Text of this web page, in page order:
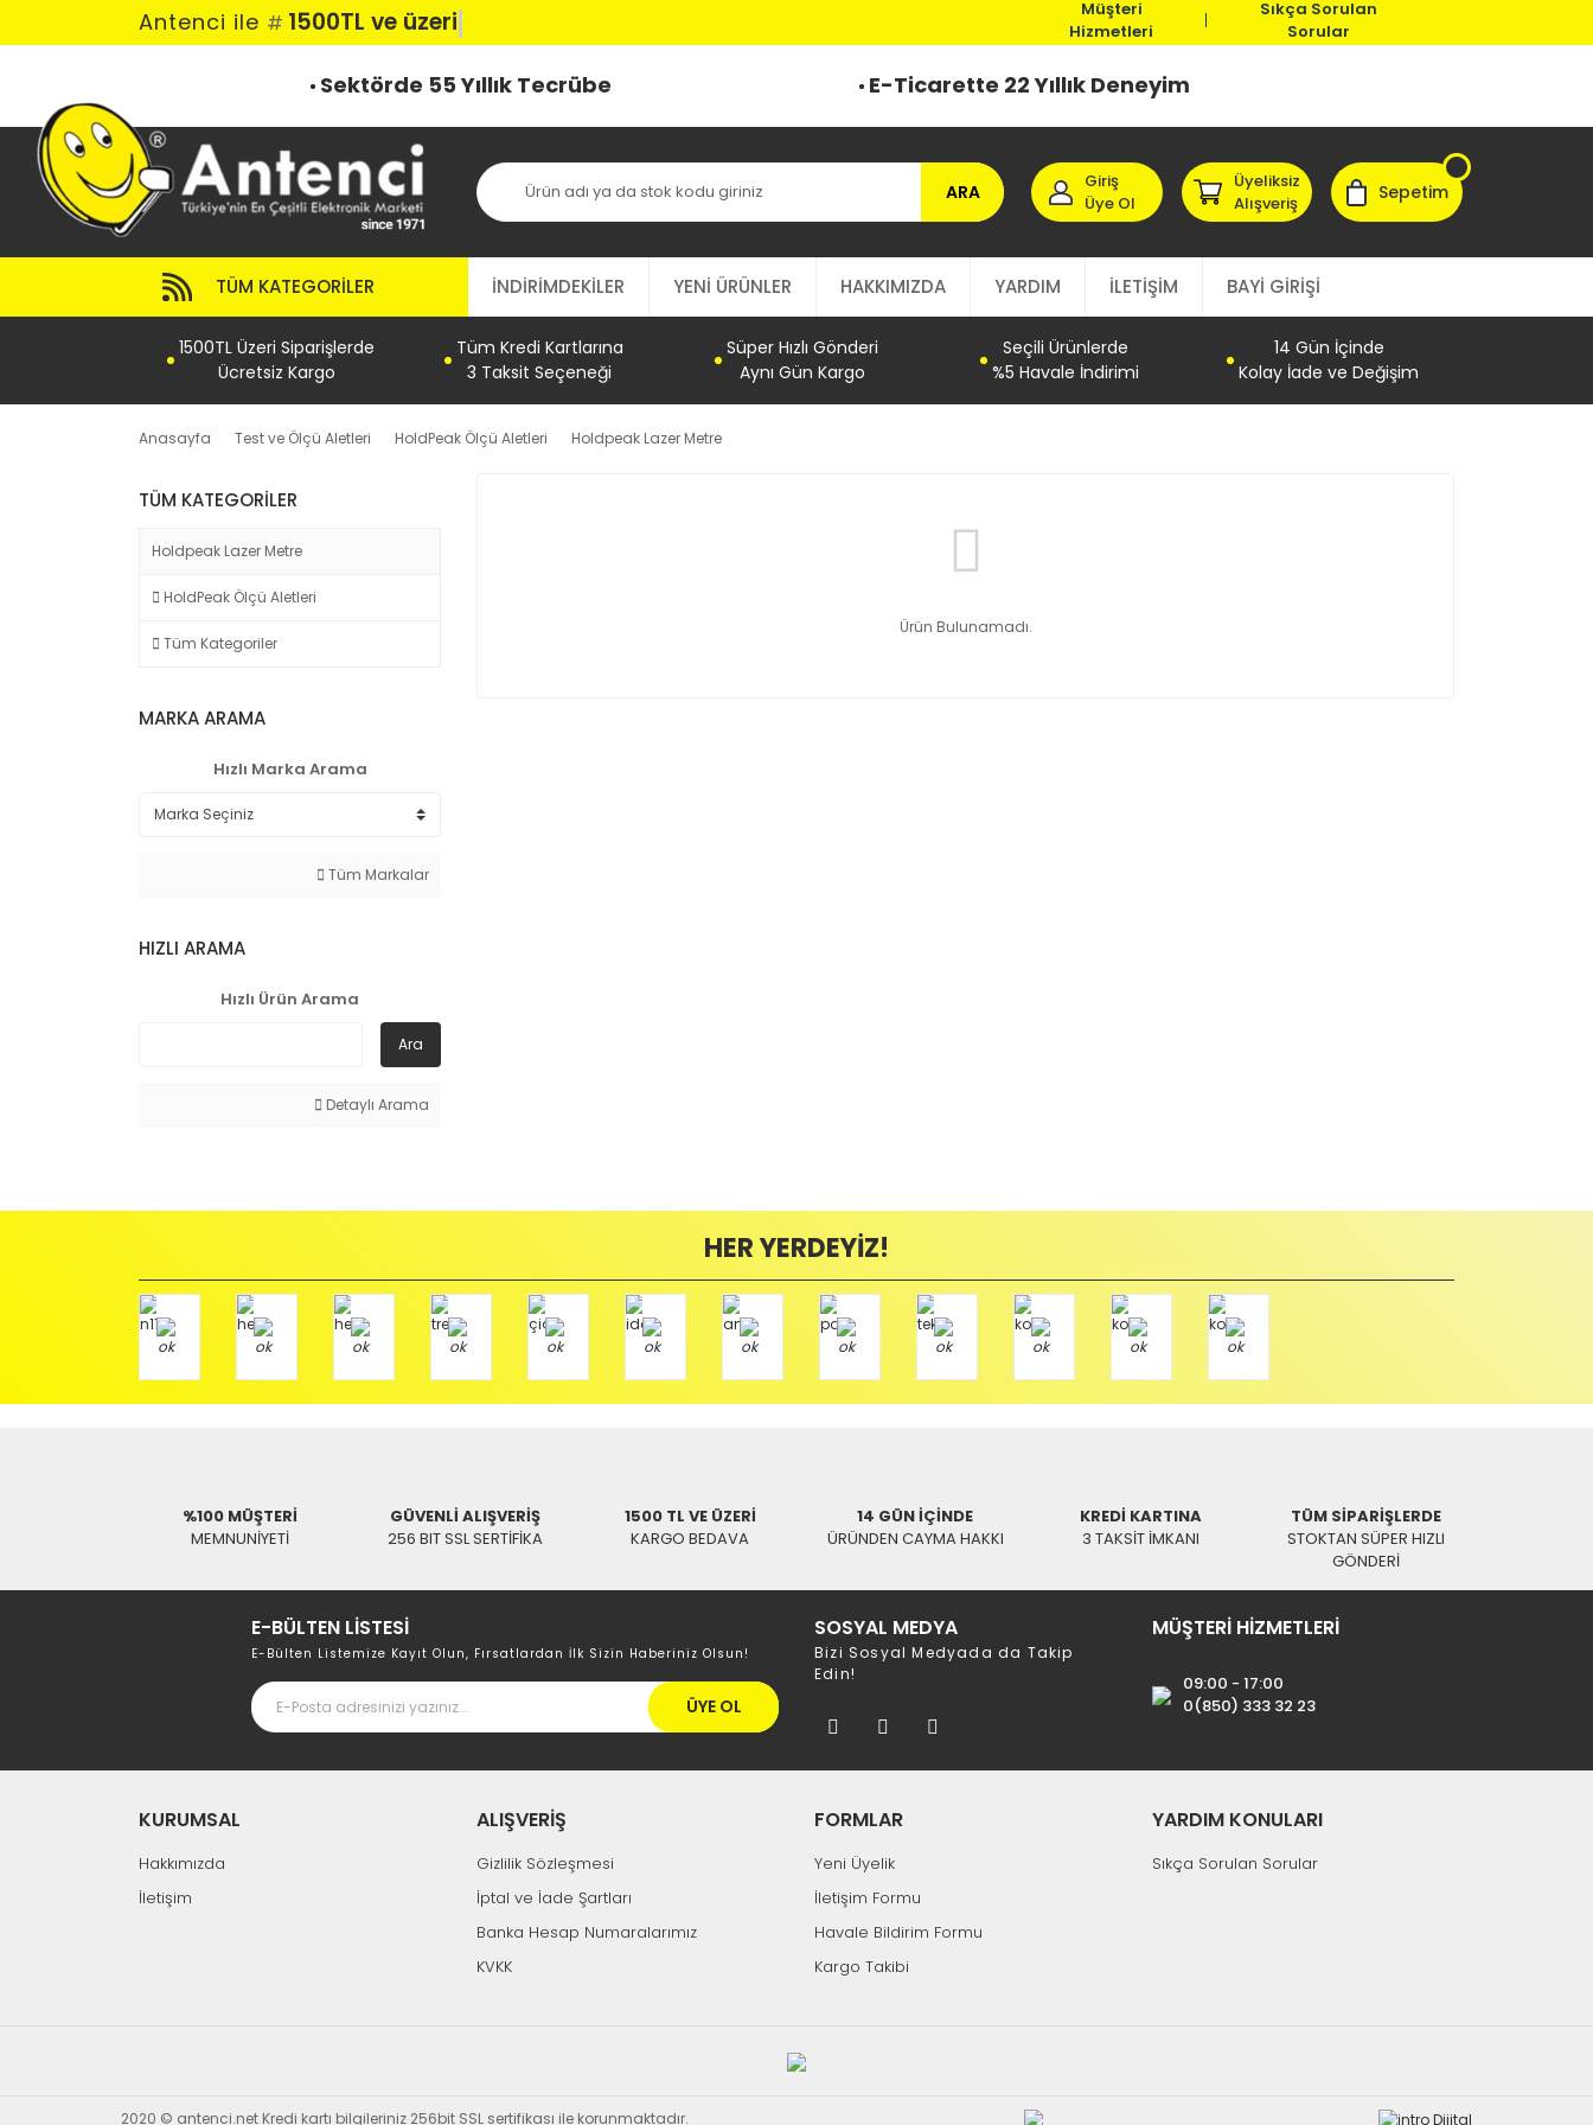
Antenci ile # 1500TL ve üzeri k
Müşteri
Hizmetleri
Sıkça Sorulan
Sorular
Sektörde 55 Yıllık Tecrübe E-Ticarette 22 Yıllık Deneyim
ARA
Giriş
Üye Ol
Üyeliksiz
Alışveriş
Sepetim
TÜM KATEGORILER İNDİRİMDEKİLER YENİ ÜRÜNLER HAKKIMIZDA YARDIM İLETİŞİM BAYİ GİRİŞİ
1500TL Üzeri Siparişlerde
Ücretsiz Kargo
Tüm Kredi Kartlarına
3 Taksit Seçeneği
Süper Hızlı Gönderi
Aynı Gün Kargo
Seçili Ürünlerde
%5 Havale İndirimi
14 Gün İçinde
Kolay İade ve Değişim
Anasayfa Test ve Ölçü Aletleri HoldPeak Ölçü Aletleri Holdpeak Lazer Metre
TÜM KATEGORILER
Holdpeak Lazer Metre
HoldPeak Ölçü Aletleri
Tüm Kategoriler
MARKA ARAMA
Hızlı Marka Arama
Tüm Markalar
HIZLI ARAMA
Hızlı Ürün Arama
Ara
Detaylı Arama
Ürün Bulunamadı.
HER YERDEYİZ!
%100 MÜŞTERİ
MEMNUNİYETİ
GÜVENLİ ALIŞVERİŞ
256 BIT SSL SERTİFİKA
1500 TL VE ÜZERİ
KARGO BEDAVA
14 GÜN İÇİNDE
ÜRÜNDEN CAYMA HAKKI
KREDİ KARTINA
3 TAKSİT İMKANI
TÜM SİPARİŞLERDE
STOKTAN SÜPER HIZLI
GÖNDERİ
E-BÜLTEN LİSTESİ
E-Bülten Listemize Kayıt Olun, Fırsatlardan İlk Sizin Haberiniz Olsun!
ÜYE OL
SOSYAL MEDYA
Bizi Sosyal Medyada da Takip
Edin!
MÜŞTERİ HİZMETLERİ
09:00 - 17:00
0(850) 333 32 23
KURUMSAL
Hakkımızda
İletişim
ALIŞVERİŞ
Gizlilik Sözleşmesi
İptal ve İade Şartları
Banka Hesap Numaralarımız
KVKK
FORMLAR
Yeni Üyelik
İletişim Formu
Havale Bildirim Formu
Kargo Takibi
YARDIM KONULARI
Sıkça Sorulan Sorular
2020 © antenci.net Kredi kartı bilgileriniz 256bit SSL sertifikası ile korunmaktadır.